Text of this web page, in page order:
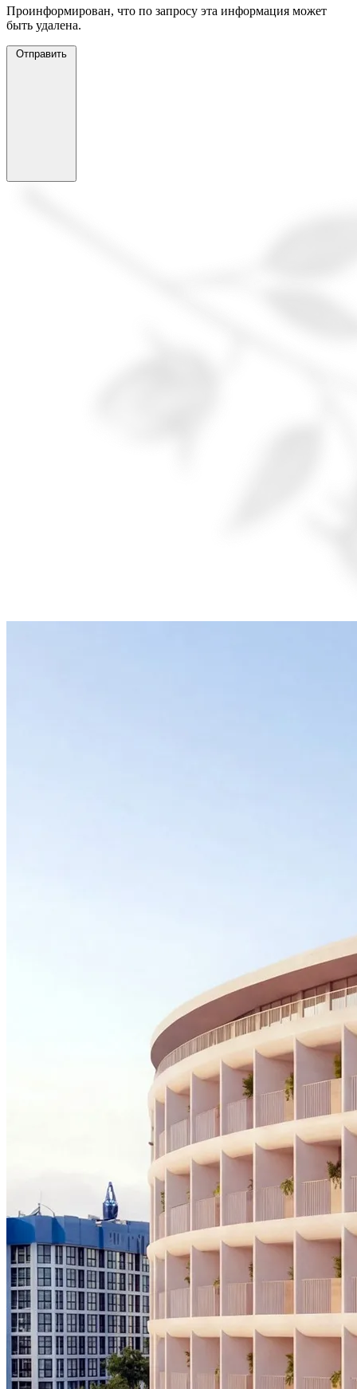
Проинформирован, что по запросу эта информация может
быть удалена.
Отправить